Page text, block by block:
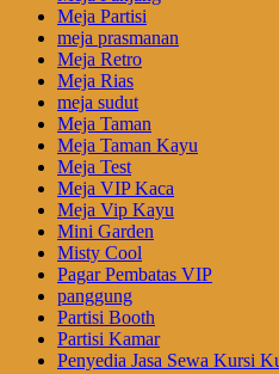
Meja Partisi
meja prasmanan
Meja Retro
Meja Rias
meja sudut
Meja Taman
Meja Taman Kayu
Meja Test
Meja VIP Kaca
Meja Vip Kayu
Mini Garden
Misty Cool
Pagar Pembatas VIP
panggung
Partisi Booth
Partisi Kamar
Penyedia Jasa Sewa Kursi